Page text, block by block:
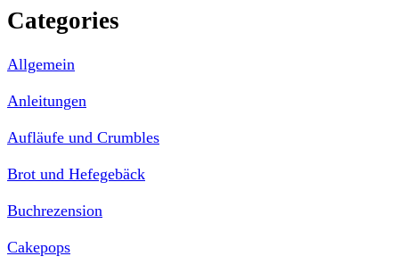
Categories
Allgemein
Anleitungen
Aufläufe und Crumbles
Brot und Hefegebäck
Buchrezension
Cakepops